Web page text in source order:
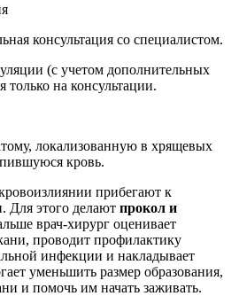
консультация со специалистом.
(с учетом дополнительных
только на консультации.
локализованную в хрящевых
кровь.
прибегают к
Для этого делают прокол и
врач-хирург оценивает
проводит профилактику
инфекции и накладывает
уменьшить размер образования,
и помочь им начать заживать.